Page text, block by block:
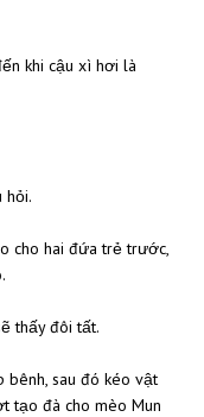
khi cậu xì hơi là
hỏi.
cho hai đứa trẻ trước,
thấy đôi tất.
bênh, sau đó kéo vật
tạo đà cho mèo Mun